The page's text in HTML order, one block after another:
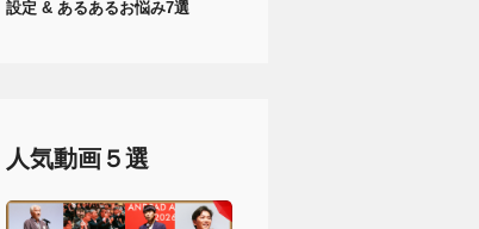
設定 & あるあるお悩み7選
人気動画５選